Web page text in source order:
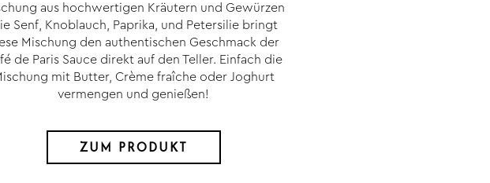
aus hochwertigen Kräutern und Gewürzen
Senf, Knoblauch, Paprika, und Petersilie bringt
Mischung den authentischen Geschmack der
de Paris Sauce direkt auf den Teller. Einfach die
mit Butter, Crème fraîche oder Joghurt
vermengen und genießen!
ZUM PRODUKT